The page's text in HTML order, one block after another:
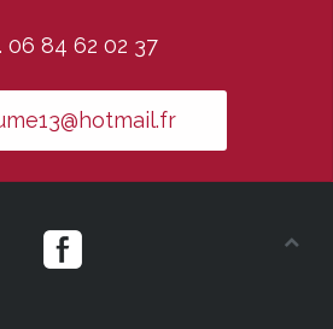
06 84 62 02 37